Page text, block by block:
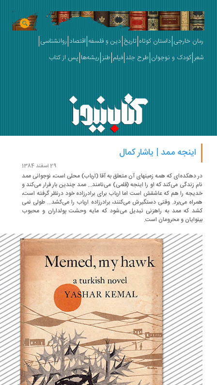
خارجی داستان کوتاه تاریخ دین و فلسفه اقتصاد روانشناسی
کودک و نوجوان طرح جلد فیلم طنز ریشه‌ها پس از کتاب
اینجه ممد | یاشار کمال
دهکده­‌ای که همه زمینهای آن متعلق به آقا (ارباب) محلی است، نوجوانی ممد
زندگی می‌کند که او را اینجه (قلمی) می­‌نامند... ممد چندین بار فرار می­‌کند و
را هم که عاشقش است اما ارباب برای برادرزاده خود درنظر گرفته است،
می­‌برد. وقتی دستگیرش می­‌کنند، برادرزاده ارباب را می­‌کشد... طولی نمی­‌
که ممد به راهزنی تبدیل می­‌شود که مایه وحشت پول­داران و محبوب
و محرومان است.